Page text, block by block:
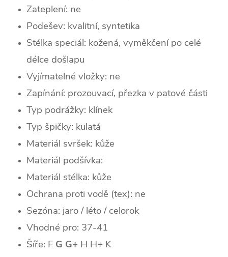
Zateplení: ne
Podešev: kvalitní, syntetika
Stélka speciál: kožená, vyměkčení po celé
délce došlapu
Vyjímatelné vložky: ne
Zapínání: prozouvací, přezka v patové části
Typ podrážky: klínek
Typ špičky: kulatá
Materiál svršek: kůže
Materiál podšívka:
Materiál stélka: kůže
Ochrana proti vodě (tex): ne
Sezóna: jaro / léto / celorok
Vhodné pro: 37-41
Šíře: F G G+ H H+ K